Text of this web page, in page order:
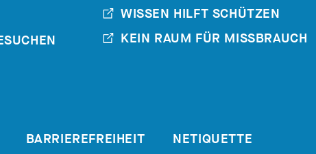
WISSEN HILFT SCHÜTZEN
KEIN RAUM FÜR MISSBRAUCH
BARRIEREFREIHEIT NETIQUETTE